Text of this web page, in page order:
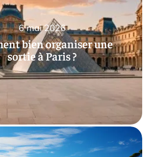
bien organiser une
sortie à Paris ?
6 mai 2026